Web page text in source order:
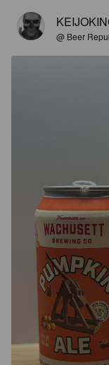
@ Beer